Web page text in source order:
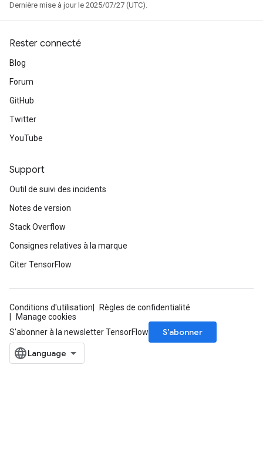
Dernière mise à jour le 2025/07/27 (UTC).
Rester connecté
Blog
Forum
GitHub
Twitter
YouTube
Support
Outil de suivi des incidents
Notes de version
Stack Overflow
Consignes relatives à la marque
Citer TensorFlow
Conditions d'utilisation
Règles de confidentialité
Manage cookies
S'abonner à la newsletter TensorFlow
S’abonner